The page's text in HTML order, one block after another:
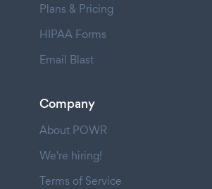
Plans & Pricing
HIPAA Forms
Email Blast
Company
About POWR
We're hiring!
Terms of Service